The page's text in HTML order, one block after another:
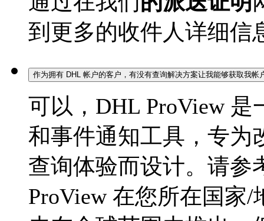
到更多的收件人详细信
作为拥有 DHL 帐户的客户，有没有查询解决方案让我能够获取我帐
可以，DHL ProView 是
和事件通知工具，专为
查询体验而设计。请参
ProView 在您所在国家